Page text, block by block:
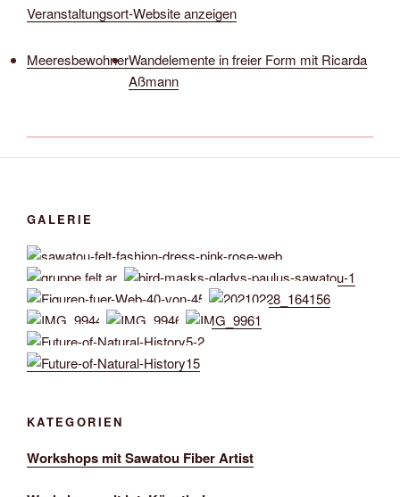
Veranstaltungsort-Website anzeigen
MeeresbewohnerWandelemente in freier Form mit Ricarda
Aßmann
GALERIE
KATEGORIEN
Workshops mit Sawatou Fiber Artist